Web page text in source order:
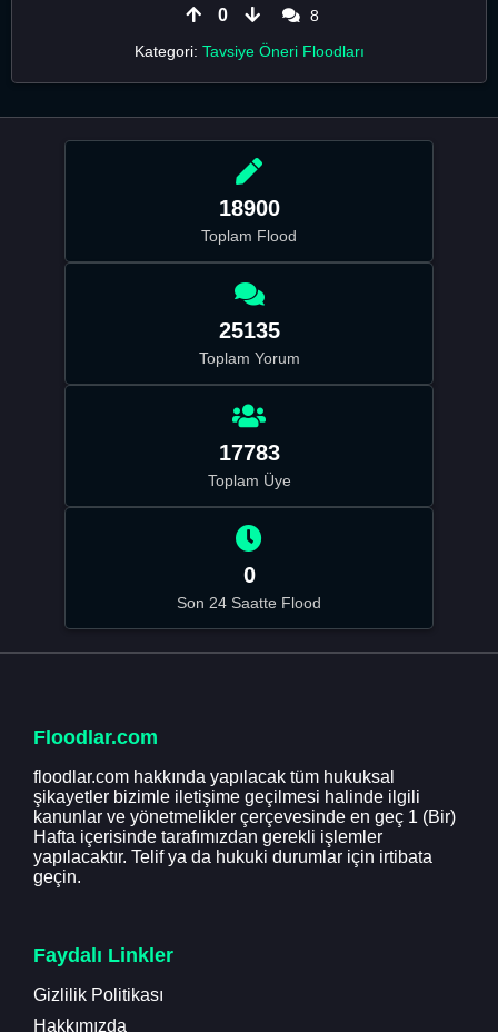
0
8
Kategori: Tavsiye Öneri Floodları
18900
Toplam Flood
25135
Toplam Yorum
17783
Toplam Üye
0
Son 24 Saatte Flood
Floodlar.com
floodlar.com hakkında yapılacak tüm hukuksal
şikayetler bizimle iletişime geçilmesi halinde ilgili
kanunlar ve yönetmelikler çerçevesinde en geç 1 (Bir)
Hafta içerisinde tarafımızdan gerekli işlemler
yapılacaktır. Telif ya da hukuki durumlar için irtibata
geçin.
Faydalı Linkler
Gizlilik Politikası
Hakkımızda